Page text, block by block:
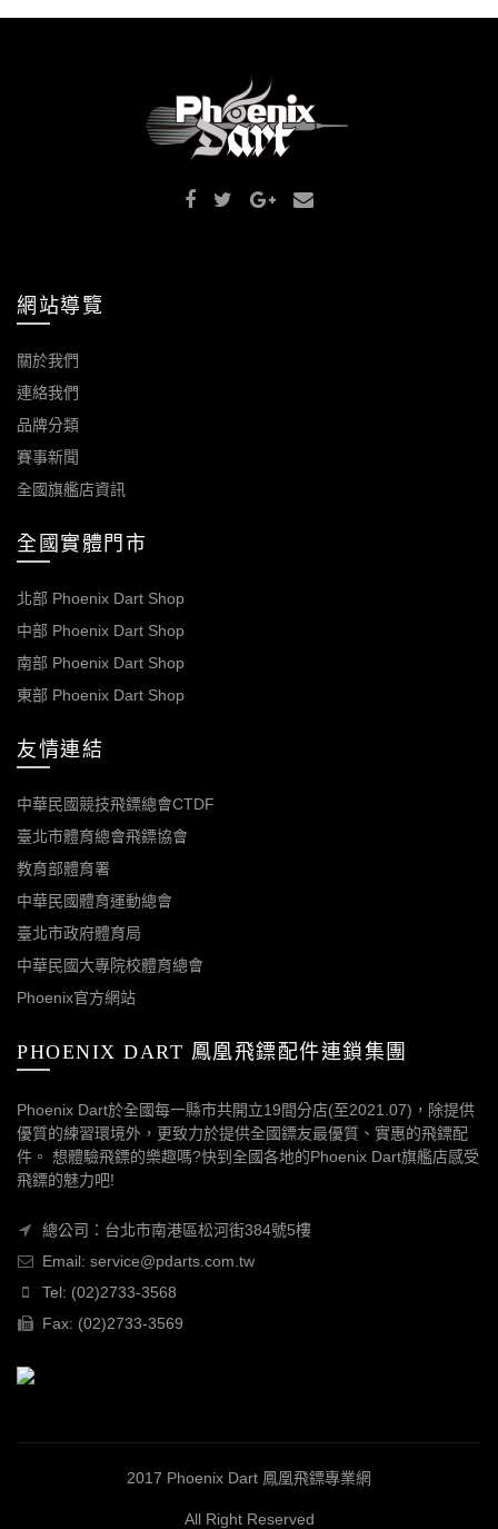
網站導覽
關於我們
連絡我們
品牌分類
賽事新聞
全國旗艦店資訊
全國實體門市
北部 Phoenix Dart Shop
中部 Phoenix Dart Shop
南部 Phoenix Dart Shop
東部 Phoenix Dart Shop
友情連結
中華民國競技飛鏢總會CTDF
臺北市體育總會飛鏢協會
教育部體育署
中華民國體育運動總會
臺北市政府體育局
中華民國大專院校體育總會
Phoenix官方網站
PHOENIX DART 鳳凰飛鏢配件連鎖集團
Phoenix Dart於全國每一縣市共開立19間分店(至2021.07)，除提供
優質的練習環境外，更致力於提供全國鏢友最優質、實惠的飛鏢配
件。 想體驗飛鏢的樂趣嗎?快到全國各地的Phoenix Dart旗艦店感受
飛鏢的魅力吧!
總公司：台北市南港區松河街384號5樓
Email: service@pdarts.com.tw
Tel: (02)2733-3568
Fax: (02)2733-3569
2017 Phoenix Dart 鳳凰飛鏢專業網
All Right Reserved